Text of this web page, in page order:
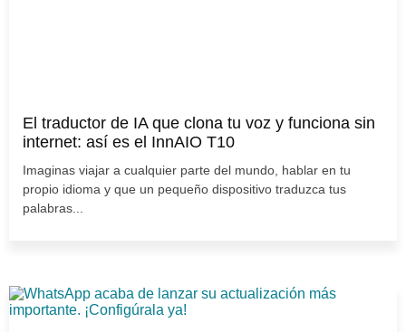
El traductor de IA que clona tu voz y funciona sin
internet: así es el InnAIO T10
Imaginas viajar a cualquier parte del mundo, hablar en tu
propio idioma y que un pequeño dispositivo traduzca tus
palabras...